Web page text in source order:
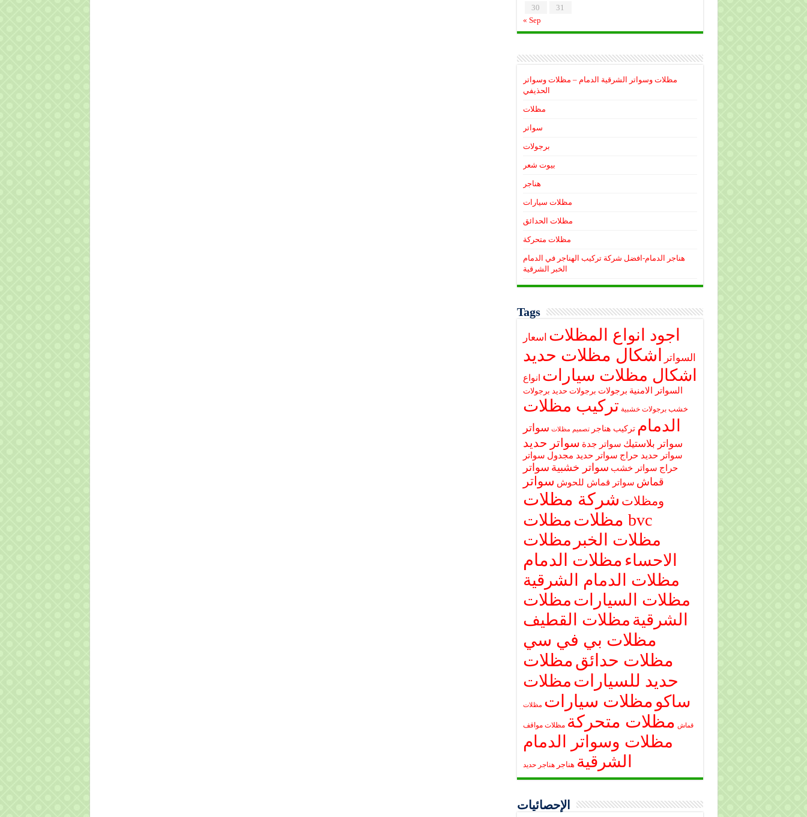
30
31
« Sep
مظلات وسواتر الشرقية الدمام – مظلات وسواتر
الحذيفي
مظلات
سواتر
برجولات
بيوت شعر
هناجر
مظلات سيارات
مظلات الحدائق
مظلات متحركة
هناجر الدمام-افضل شركة تركيب الهناجر في الدمام
الخبر الشرقية
Tags
اجود انواع المظلات اسعار
السواتر
اشكال مظلات حديد
اشكال مظلات سيارات انواع
السواتر الامنية برجولات برجولات حديد برجولات
خشب برجولات خشبية تركيب مظلات
الدمام تركيب هناجر تصميم مظلات سواتر
سواتر بلاستيك سواتر جدة سواتر حديد
سواتر حديد حراج سواتر حديد مجدول سواتر
حراج سواتر خشب سواتر خشبية سواتر
قماش سواتر قماش للحوش سواتر
ومظلات شركة مظلات
مظلات مظلات bvc
مظلات الخبر مظلات
الاحساء مظلات الدمام
مظلات الدمام الشرقية
مظلات السياراتمظلات
الشرقية مظلات القطيف
مظلات بي في سي
مظلات حدائقمظلات
حديد للسياراتمظلات
ساكو مظلات سيارات مظلات
قماش مظلات متحركة مظلات مواقف
مظلات وسواتر الدمام
الشرقية هناجر هناجر حديد
الإحصائيات